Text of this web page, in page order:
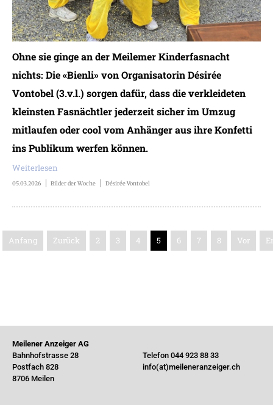
Ohne sie ginge an der Meilemer Kinderfasnacht
nichts: Die «Bienli» von Organisatorin Désirée
Vontobel (3.v.l.) sorgen dafür, dass die verkleideten
kleinsten Fasnächtler jederzeit sicher im Umzug
mitlaufen oder cool vom Anhänger aus ihre Konfetti
ins Publikum werfen können.
Weiterlesen
05.03.2026 Bilder der Woche Désirée Vontobel
Anfang Zurück 2 3 4 5 6 7 8 Vor
Meilener Anzeiger AG
Bahnhofstrasse 28
Postfach 828
8706 Meilen
Telefon 044 923 88 33
info(at)meileneranzeiger.ch